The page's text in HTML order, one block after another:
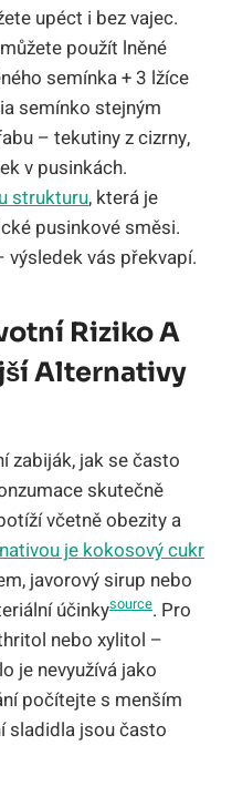
upéct i bez vajec.
použít lněné
semínka + 3 lžíce
semínko stejným
– tekutiny z cizrny,
v pusinkách.
strukturu, která je
pusinkové směsi.
vás překvapí.
Riziko A
Alternativy
zabiják, jak se často
skutečně
včetně obezity a
je kokosový cukr
javorový sirup nebo
účinkysource. Pro
nebo xylitol –
je nevyužívá jako
počítejte s menším
sladidla jsou často